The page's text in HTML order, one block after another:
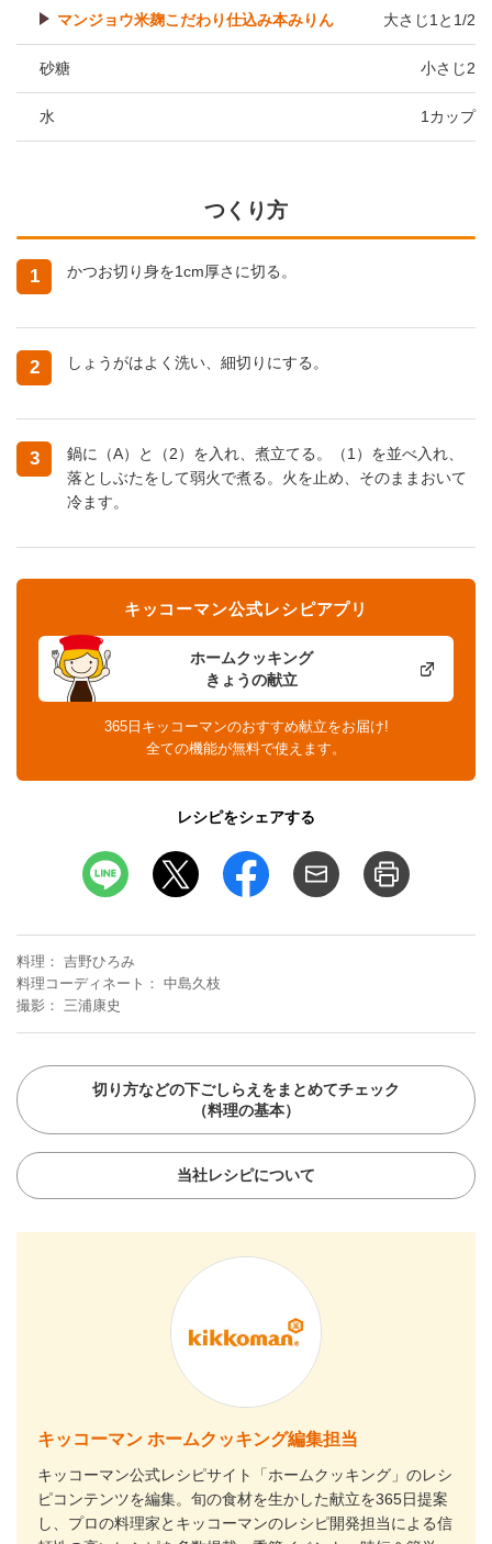
マンジョウ米麹こだわり仕込み本みりん 大さじ1と1/2
砂糖 小さじ2
水 1カップ
つくり方
1 かつお切り身を1cm厚さに切る。
2 しょうがはよく洗い、細切りにする。
3
鍋に（A）と（2）を入れ、煮立てる。（1）を並べ入れ、
落としぶたをして弱火で煮る。火を止め、そのままおいて
冷ます。
ホームクッキング
きょうの献立
キッコーマン公式レシピアプリ
365日キッコーマンのおすすめ献立をお届け!
全ての機能が無料で使えます。
レシピをシェアする
料理
吉野ひろみ
料理コーディネート
中島久枝
撮影
三浦康史
切り方などの下ごしらえをまとめてチェック
（料理の基本）
当社レシピについて
キッコーマン ホームクッキング編集担当
キッコーマン公式レシピサイト「ホームクッキング」のレシ
ピコンテンツを編集。旬の食材を生かした献立を365日提案
し、プロの料理家とキッコーマンのレシピ開発担当による信